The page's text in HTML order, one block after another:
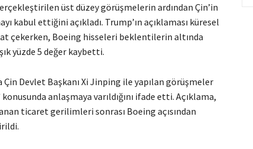
üst düzey görüşmelerin ardından Çin’in
kabul ettiğini açıkladı. Trump’ın açıklaması küresel
çekerken, Boeing hisseleri beklentilerin altında
yüzde 5 değer kaybetti.
Devlet Başkanı Xi Jinping ile yapılan görüşmeler
anlaşmaya varıldığını ifade etti. Açıklama,
ticaret gerilimleri sonrası Boeing açısından